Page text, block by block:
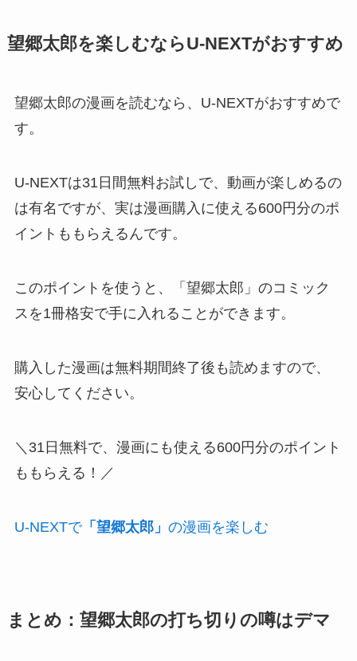
望郷太郎を楽しむならU-NEXTがおすすめ
望郷太郎の漫画を読むなら 、U-NEXTがおすすめで
す。
U-NEXTは31日間無料お試しで、動画が楽しめるの
は有名ですが、実は漫画購入に使える600円分のポ
イントももらえるんです。
このポイントを使うと、「望郷太郎」のコミック
スを1冊格安で手に入れることができます。
購入した漫画は無料期間終了後も読めますので、
安心してください。
＼31日無料で、漫画にも使える600円分のポイント
ももらえる！／
U-NEXTで「望郷太郎」 の漫画を楽しむ
まとめ：望郷太郎の打ち切りの噂はデマ